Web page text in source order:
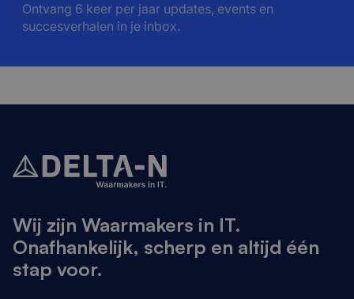
Ontvang 6 keer per jaar updates, events en
succesverhalen in je inbox.
Wij zijn Waarmakers in IT.
Onafhankelijk, scherp en altijd één
stap voor.